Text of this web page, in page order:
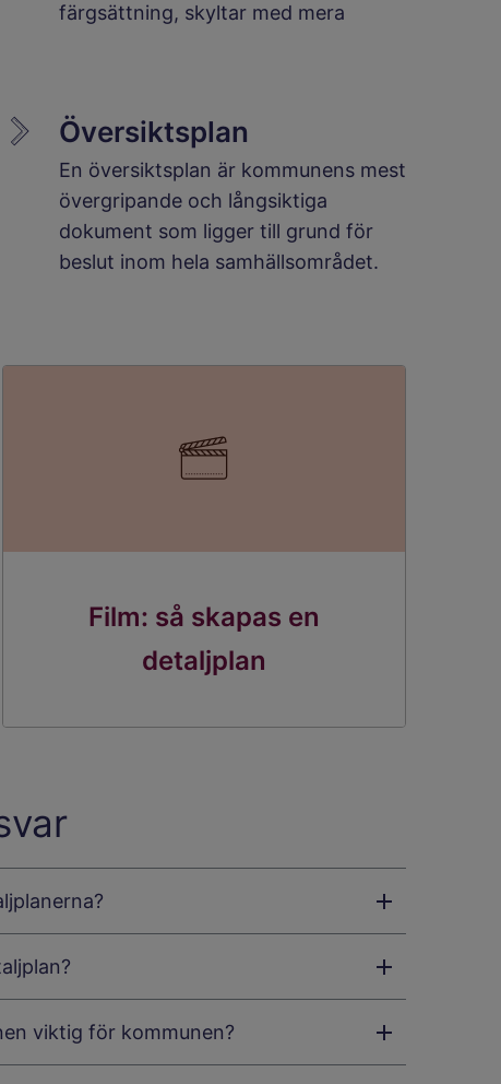
färgsättning, skyltar med mera
Översiktsplan
En översiktsplan är kommunens mest
övergripande och långsiktiga
dokument som ligger till grund för
beslut inom hela samhällsområdet.
Film: så skapas en
detaljplan
viktig för kommunen?